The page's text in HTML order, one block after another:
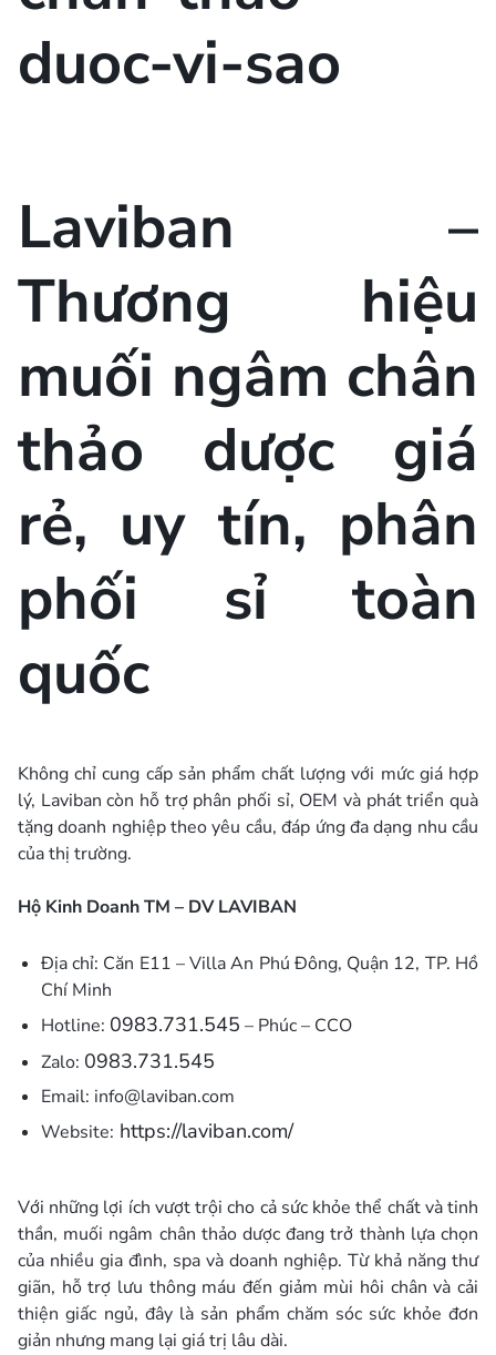
Laviban –
Thương hiệu
muối ngâm chân
thảo dược giá
rẻ, uy tín, phân
phối sỉ toàn
quốc
Không chỉ cung cấp sản phẩm chất lượng với mức giá hợp
lý, Laviban còn hỗ trợ phân phối sỉ, OEM và phát triển quà
tặng doanh nghiệp theo yêu cầu, đáp ứng đa dạng nhu cầu
của thị trường.
Hộ Kinh Doanh TM – DV LAVIBAN
Địa chỉ: Căn E11 – Villa An Phú Đông, Quận 12, TP. Hồ
Chí Minh
Hotline: 0983.731.545 – Phúc – CCO
Zalo: 0983.731.545
Email: info@laviban.com
Website: https://laviban.com/
Với những lợi ích vượt trội cho cả sức khỏe thể chất và tinh
thần, muối ngâm chân thảo dược đang trở thành lựa chọn
của nhiều gia đình, spa và doanh nghiệp. Từ khả năng thư
giãn, hỗ trợ lưu thông máu đến giảm mùi hôi chân và cải
thiện giấc ngủ, đây là sản phẩm chăm sóc sức khỏe đơn
giản nhưng mang lại giá trị lâu dài.